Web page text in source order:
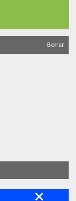
Borrar